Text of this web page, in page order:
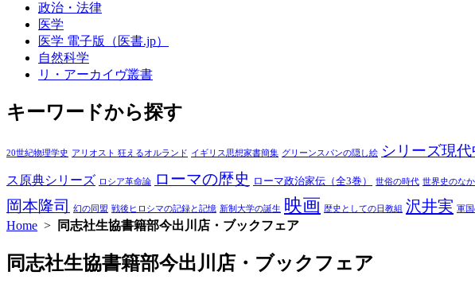
政治・法律
医学
医学 電子版（医書.jp）
自然科学
リ・アーカイヴ叢書
キーワードから探す
20世紀物理学史 アリオスト 狂えるオルランド イギリス思想家書簡集 グリーンスパンの隠し絵 シリーズ現
ス原典シリーズ ロシア革命論 ローマの歴史 ローマ政治家伝（全3巻） 世俗の時代 世界史のな
岡本隆司 幻の同盟 戦後ヒロシマの記録と記憶 新制大学の誕生 映画 歴史としての日教組 沢井実 軍
Home > 同志社生協書籍部今出川店・ブックフェア
同志社生協書籍部今出川店・ブックフェア